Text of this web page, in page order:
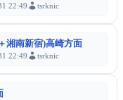
22:49 tsrknic
湘南新宿)高崎方面
22:49 tsrknic